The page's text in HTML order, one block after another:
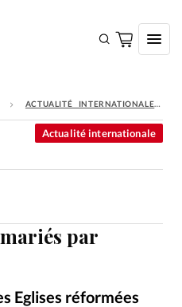
ACTUALITÉ INTERNATIONALE
par
Eglises réformées
Actualité internationale